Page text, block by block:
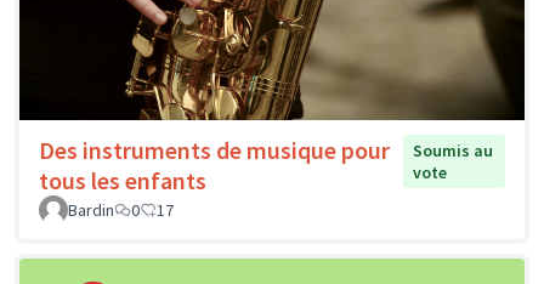
Des instruments de musique pour
tous les enfants
Soumis au
vote
Bardin
0 17